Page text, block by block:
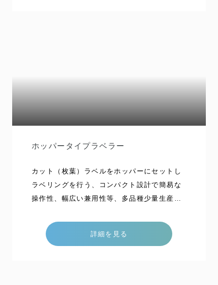
ホッパータイプラベラー
カット（枚葉）ラベルをホッパーにセットし
ラベリングを行う、コンパクト設計で簡易な
操作性、幅広い兼用性等、多品種少量生産向
れている、ラベリングマシンの基本が全て盛
り込まれた製品で、その後のラベリングマシ
詳細を見る